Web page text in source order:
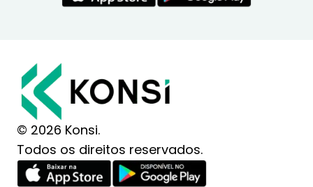
© 2026 Konsi.
Todos os direitos reservados.